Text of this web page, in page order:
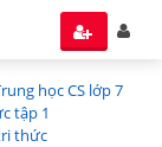
học CS lớp 7
tập 1
thức